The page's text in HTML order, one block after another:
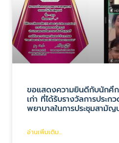
ขอแสดงความยินดีกับนักศึ
เก่า ที่ได้รับรางวัลการประก
พยาบาลในการประชุมสามั
อ่านเพิ่มเติม...